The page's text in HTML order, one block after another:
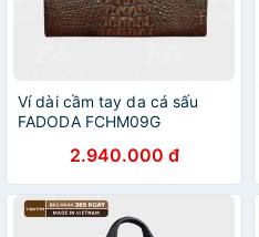
Ví dài cầm tay da cá sấu
FADODA FCHM09G
2.940.000 đ